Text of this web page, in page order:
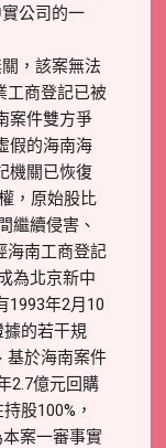
公司的一
，該案無法
工商登記已被
案件雙方爭
假的海南海
機關已恢復
，原始股比
繼續侵害、
海南工商登記
為北京新中
1993年2月10
的若干規
基於海南案件
2.7億元回購
股100%，
案一審事實